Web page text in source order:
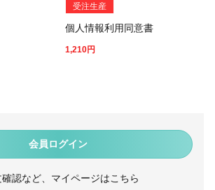
会員ログイン
認など、マイページはこちら
受注生産
個人情報利用同意書
1,210円